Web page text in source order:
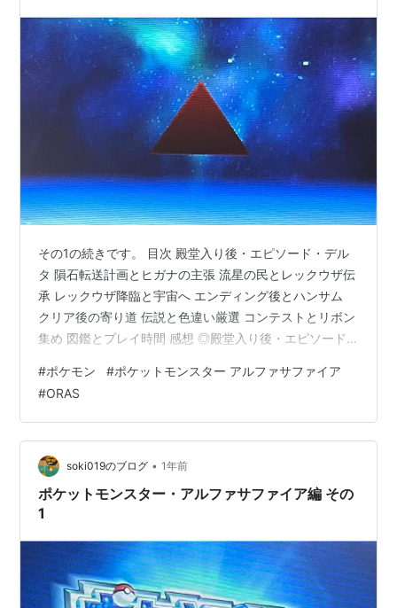
その1の続きです。 目次 殿堂入り後・エピソード・デル
タ 隕石転送計画とヒガナの主張 流星の民とレックウザ伝
承 レックウザ降臨と宇宙へ エンディング後とハンサム
クリア後の寄り道 伝説と色違い厳選 コンテストとリボン
集め 図鑑とプレイ時間 感想 ◎殿堂入り後・エピソード・
いた謎の人物！ トレーナーのポケモンにNNついている
の珍しくない? ほぅ エピソードデルタ始まった ヒガナと
シガナか ヒガナ窃盗罪 またカロスの話が この無限大エ
ナジーって名前からしてムゲンダイナと関係ある?(剣盾
の内容覚えていない...) 無限エネルギーの源はポケモンの
生…
#ポケモン #ポケットモンスター アルファサファイア
#ORAS
soki019のブログ • 1年前
ポケットモンスター・アルファサファイア編 その
1